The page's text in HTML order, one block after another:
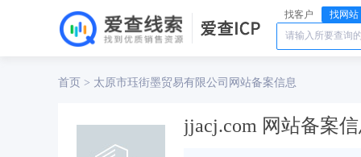
找客户 找网站
首页 > 太原市珏街墨贸易有限公司 网站备案信息
jjacj.com 网站备案